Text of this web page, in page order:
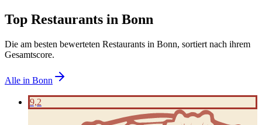
Top Restaurants in Bonn
Die am besten bewerteten Restaurants in Bonn, sortiert nach ihrem
Gesamtscore.
Alle in Bonn
9,2